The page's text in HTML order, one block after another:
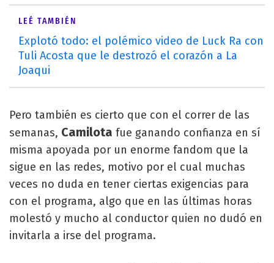
LEÉ TAMBIÉN
Explotó todo: el polémico video de Luck Ra con
Tuli Acosta que le destrozó el corazón a La
Joaqui
Pero también es cierto que con el correr de las
semanas, Camilota fue ganando confianza en sí
misma apoyada por un enorme fandom que la
sigue en las redes, motivo por el cual muchas
veces no duda en tener ciertas exigencias para
con el programa, algo que en las últimas horas
molestó y mucho al conductor quien no dudó en
invitarla a irse del programa.